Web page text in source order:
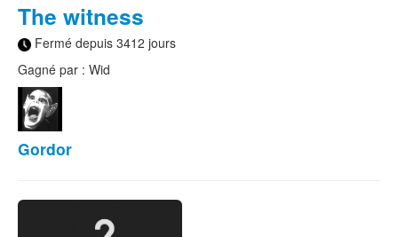
The witness
Fermé depuis 3412 jours
Gagné par : Wid
Gordor